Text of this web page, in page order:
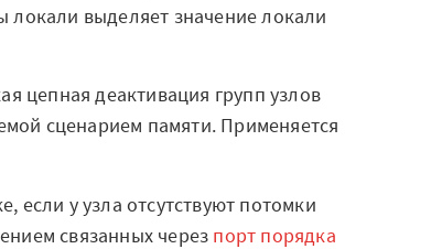
выделяет значение локали
цепная деактивация групп узлов
сценарием памяти. Применяется
если у узла отсутствуют потомки
связанных через порт порядка